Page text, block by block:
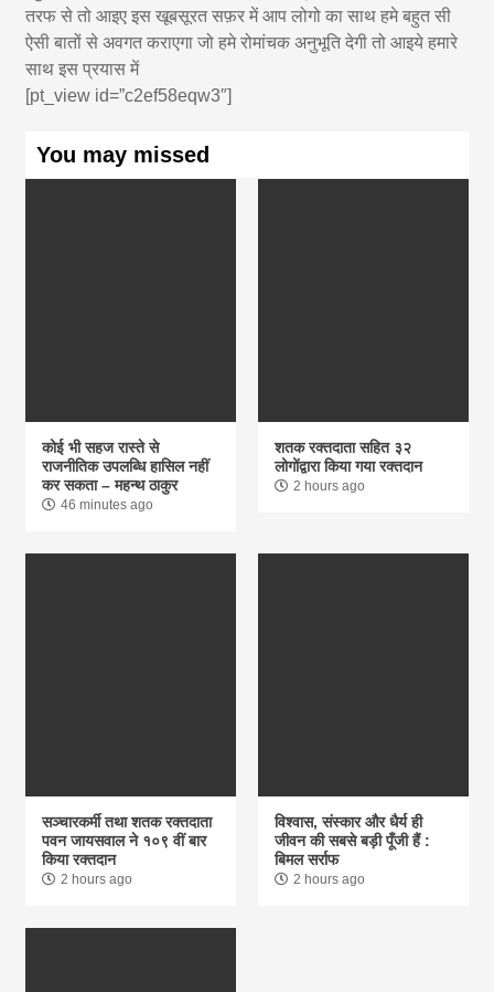
तरफ से तो आइए इस खूबसूरत सफ़र में आप लोगो का साथ हमे बहुत सी
ऐसी बातों से अवगत कराएगा जो हमे रोमांचक अनुभूति देगी तो आइये हमारे
साथ इस प्रयास में
[pt_view id=”c2ef58eqw3″]
You may missed
कोई भी सहज रास्ते से
राजनीतिक उपलब्धि हासिल नहीं
कर सकता – महन्थ ठाकुर
46 minutes ago
शतक रक्तदाता सहित ३२
लोगोंद्वारा किया गया रक्तदान
2 hours ago
सञ्चारकर्मी तथा शतक रक्तदाता
पवन जायसवाल ने १०९ वीं बार
किया रक्तदान
2 hours ago
विश्वास, संस्कार और धैर्य ही
जीवन की सबसे बड़ी पूँजी हैं :
बिमल सर्राफ
2 hours ago